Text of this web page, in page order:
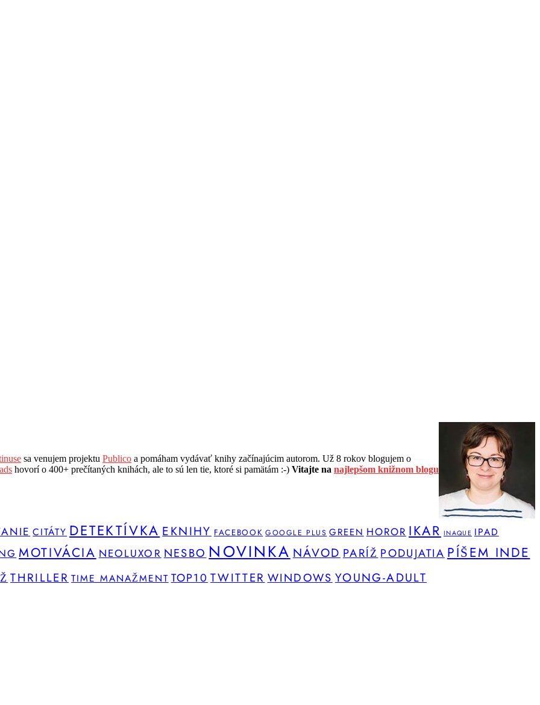
sa venujem projektu Publico a pomáham vydávať knihy začínajúcim autorom. Už 8 rokov blogujem o
hovorí o 400+ prečítaných knihách, ale to sú len tie, ktoré si pamätám :-) Vitajte na najlepšom knižnom blogu
CITÁTY DETEKTÍVKA EKNIHY FACEBOOK GOOGLE PLUS GREEN HOROR IKAR INAQUE IPAD
MOTIVÁCIA NEOLUXOR NESBO NOVINKA NÁVOD PARÍŽ PODUJATIA PÍŠEM INDE
THRILLER TIME MANAŽMENT TOP10 TWITTER WINDOWS YOUNG-ADULT